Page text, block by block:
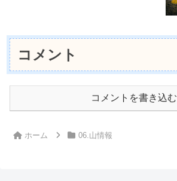
コメント
コメントを書き込む
ホーム 06.山情報